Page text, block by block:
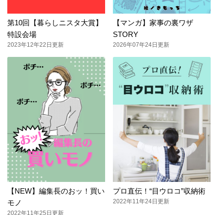
第10回【暮らしニスタ大賞】
特設会場
2023年12年22日更新
【マンガ】家事の裏ワザ
STORY
2026年07年24日更新
【NEW】編集長のおッ！買い
モノ
2022年11年25日更新
プロ直伝！“目ウロコ”収納術
2022年11年24日更新